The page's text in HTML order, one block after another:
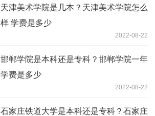
天津美术学院是几本？天津美术学院怎么
样 学费是多少
2022-08-22
邯郸学院是本科还是专科？邯郸学院一年
学费是多少
2022-08-22
石家庄铁道大学是本科还是专科？石家庄